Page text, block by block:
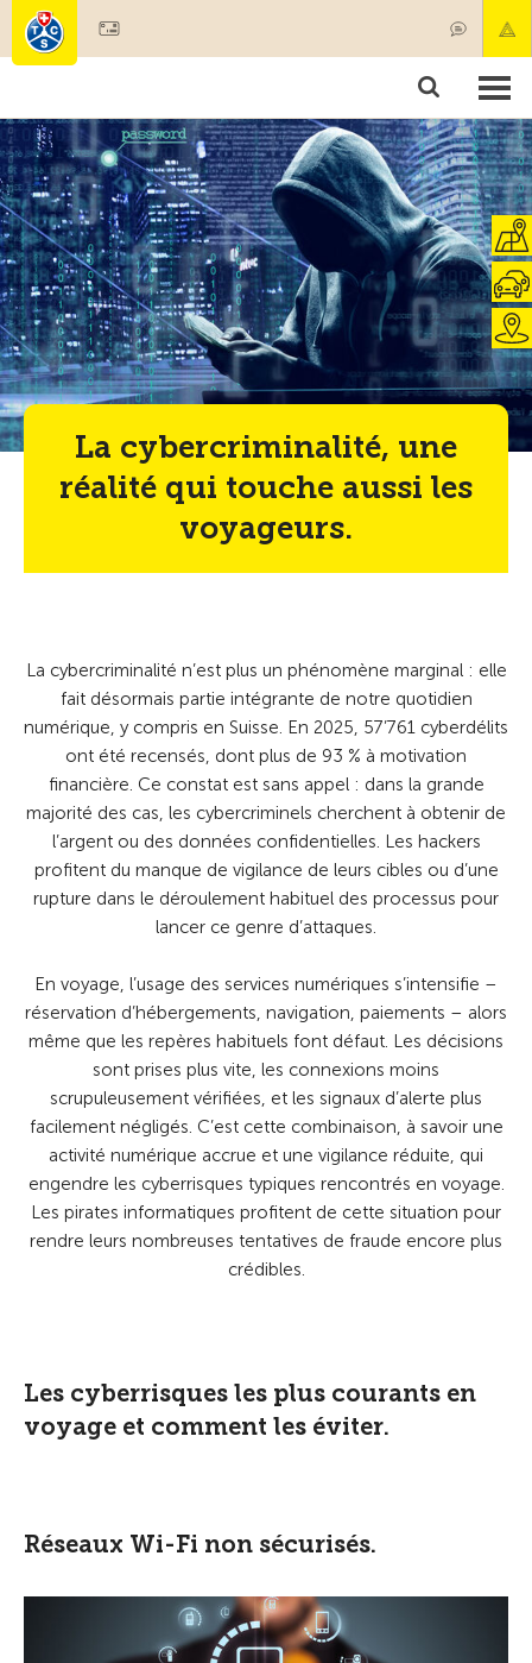
Membres & prestations
Tests, sécurité & santé
La cybercriminalité, une
réalité qui touche aussi les
voyageurs.
La cybercriminalité n’est plus un phénomène marginal : elle
fait désormais partie intégrante de notre quotidien
numérique, y compris en Suisse. En 2025, 57’761 cyberdélits
ont été recensés, dont plus de 93 % à motivation
financière. Ce constat est sans appel : dans la grande
majorité des cas, les cybercriminels cherchent à obtenir de
l’argent ou des données confidentielles. Les hackers
profitent du manque de vigilance de leurs cibles ou d’une
rupture dans le déroulement habituel des processus pour
lancer ce genre d’attaques.
En voyage, l’usage des services numériques s’intensifie –
réservation d’hébergements, navigation, paiements – alors
même que les repères habituels font défaut. Les décisions
sont prises plus vite, les connexions moins
scrupuleusement vérifiées, et les signaux d’alerte plus
facilement négligés. C’est cette combinaison, à savoir une
activité numérique accrue et une vigilance réduite, qui
engendre les cyberrisques typiques rencontrés en voyage.
Les pirates informatiques profitent de cette situation pour
rendre leurs nombreuses tentatives de fraude encore plus
crédibles.
Les cyberrisques les plus courants en
voyage et comment les éviter.
Réseaux Wi-Fi non sécurisés.